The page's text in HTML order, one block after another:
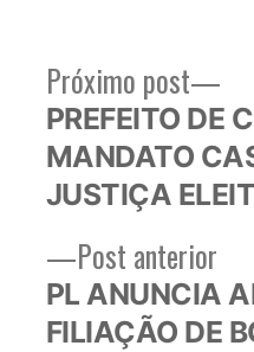
Navegação
de
Post
Post anteriorPost
PL ANUNCIA
FILIAÇÃO DE
Próximo post
PREFEITO DE
MANDATO
JUSTIÇA